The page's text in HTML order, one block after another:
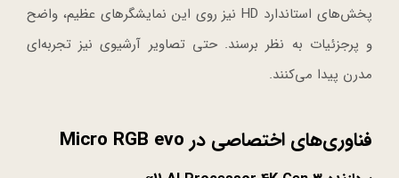
پخش‌های استاندارد HD نیز روی این نمایشگرهای عظیم، واضح
و پرجزئیات به نظر برسند. حتی تصاویر آرشیوی نیز تجربه‌ای
مدرن پیدا می‌کنند.
فناوری‌های اختصاصی در Micro RGB evo